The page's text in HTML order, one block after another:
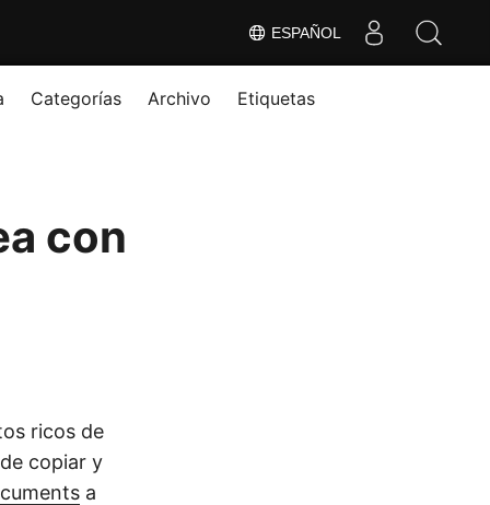
ESPAÑOL
Categorías Archivo Etiquetas
con
ricos de
copiar y
a